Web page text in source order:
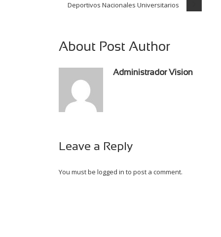
Deportivos Nacionales Universitarios
About Post Author
Administrador Vision
Leave a Reply
You must be logged in to post a comment.